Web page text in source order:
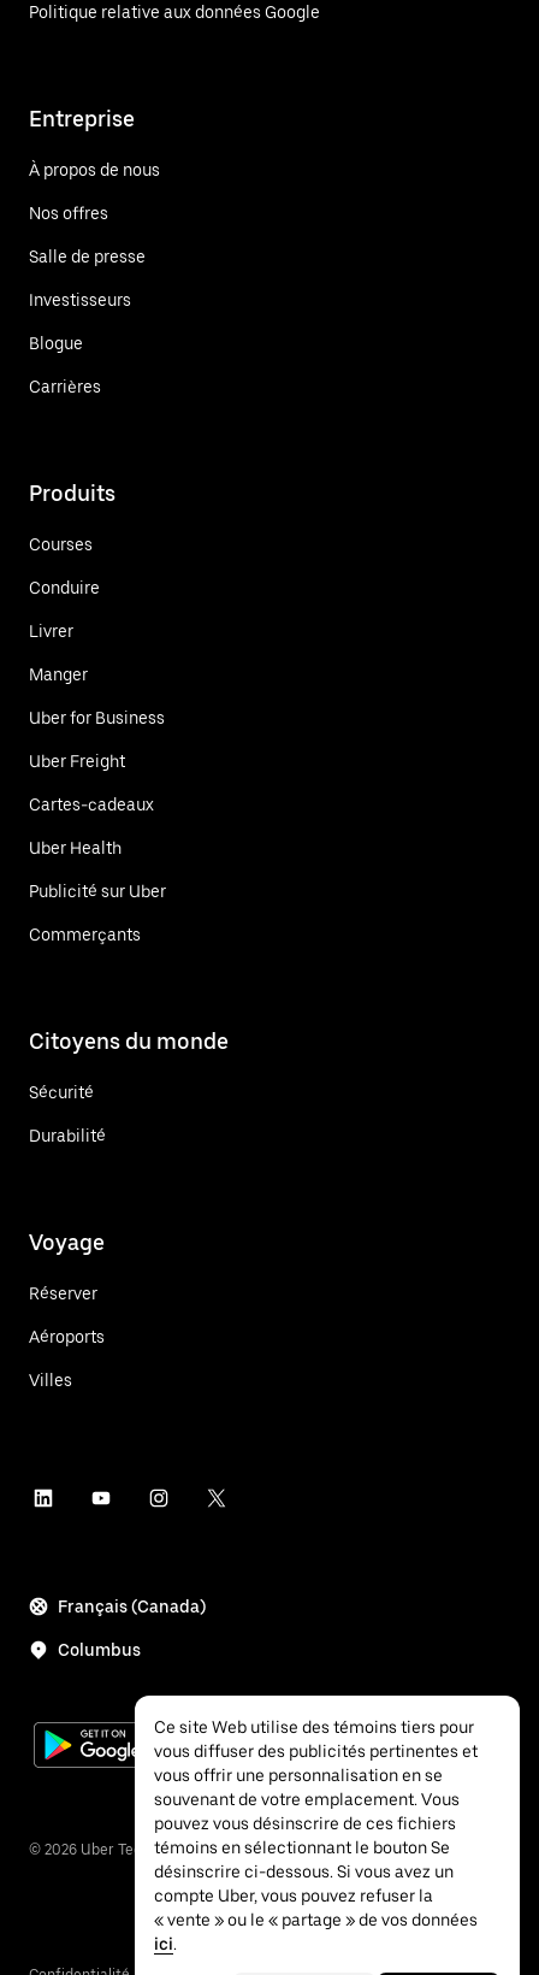
Politique relative aux données Google
Entreprise
À propos de nous
Nos offres
Salle de presse
Investisseurs
Blogue
Carrières
Produits
Courses
Conduire
Livrer
Manger
Uber for Business
Uber Freight
Cartes-cadeaux
Uber Health
Publicité sur Uber
Commerçants
Citoyens du monde
Sécurité
Durabilité
Voyage
Réserver
Aéroports
Villes
Français (Canada)
Columbus
© 2026 Uber Technologies, inc.
Ce site Web utilise des témoins tiers pour
vous diffuser des publicités pertinentes et
vous offrir une personnalisation en se
souvenant de votre emplacement. Vous
pouvez vous désinscrire de ces fichiers
témoins en sélectionnant le bouton Se
désinscrire ci-dessous. Si vous avez un
compte Uber, vous pouvez refuser la
« vente » ou le « partage » de vos données
ici.